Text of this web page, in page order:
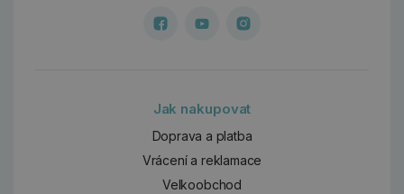
Jak nakupovat
Doprava a platba
Vrácení a reklamace
Velkoobchod